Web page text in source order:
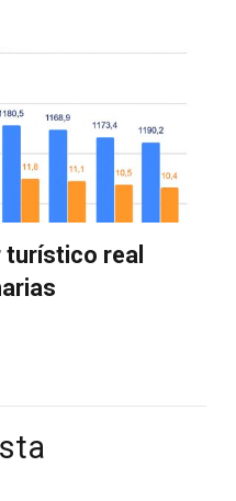
turístico real